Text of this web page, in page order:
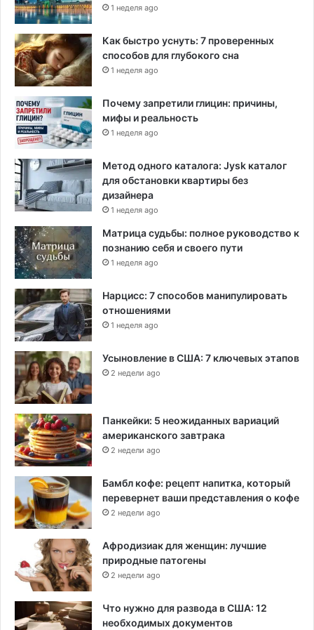
1 неделя ago
Как быстро уснуть: 7 проверенных
способов для глубокого сна
1 неделя ago
Почему запретили глицин: причины,
мифы и реальность
1 неделя ago
Метод одного каталога: Jysk каталог
для обстановки квартиры без
дизайнера
1 неделя ago
Матрица судьбы: полное руководство к
познанию себя и своего пути
1 неделя ago
Нарцисс: 7 способов манипулировать
отношениями
1 неделя ago
Усыновление в США: 7 ключевых этапов
2 недели ago
Панкейки: 5 неожиданных вариаций
американского завтрака
2 недели ago
Бамбл кофе: рецепт напитка, который
перевернет ваши представления о кофе
2 недели ago
Афродизиак для женщин: лучшие
природные патогены
2 недели ago
Что нужно для развода в США: 12
необходимых документов